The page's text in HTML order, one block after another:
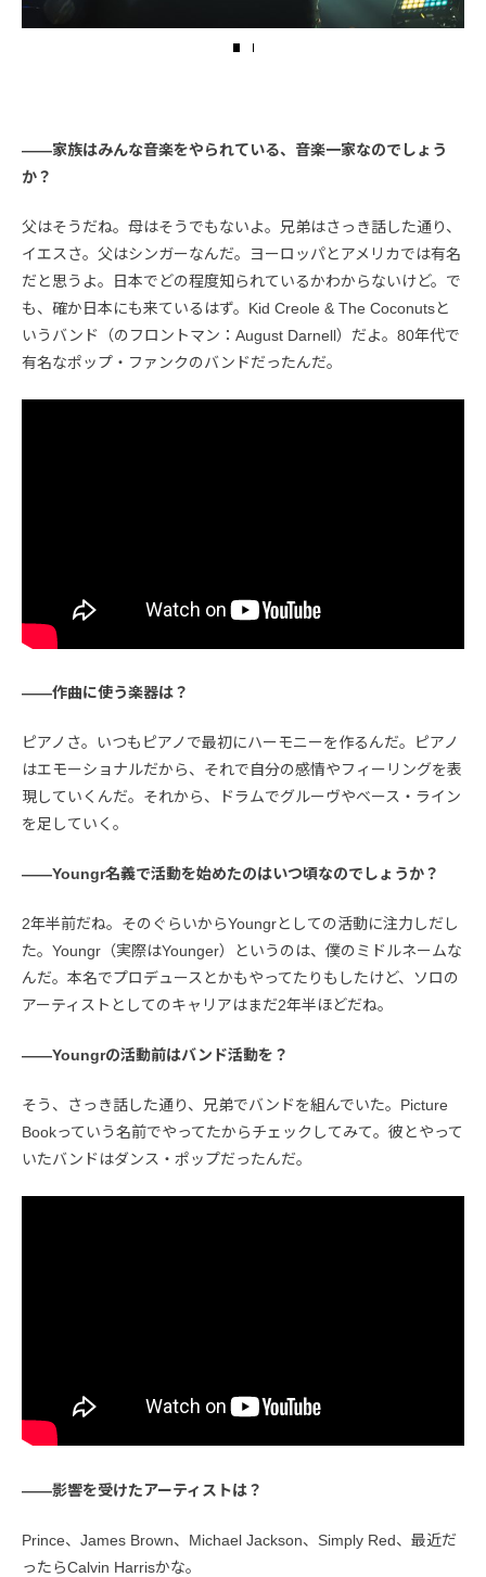
――家族はみんな音楽をやられている、音楽一家なのでしょう
か？
父はそうだね。母はそうでもないよ。兄弟はさっき話した通り、
イエスさ。父はシンガーなんだ。ヨーロッパとアメリカでは有名
だと思うよ。日本でどの程度知られているかわからないけど。で
も、確か日本にも来ているはず。Kid Creole & The Coconutsと
いうバンド（のフロントマン：August Darnell）だよ。80年代で
有名なポップ・ファンクのバンドだったんだ。
――作曲に使う楽器は？
ピアノさ。いつもピアノで最初にハーモニーを作るんだ。ピアノ
はエモーショナルだから、それで自分の感情やフィーリングを表
現していくんだ。それから、ドラムでグルーヴやベース・ライン
を足していく。
――Youngr名義で活動を始めたのはいつ頃なのでしょうか？
2年半前だね。そのぐらいからYoungrとしての活動に注力しだし
た。Youngr（実際はYounger）というのは、僕のミドルネームな
んだ。本名でプロデュースとかもやってたりもしたけど、ソロの
アーティストとしてのキャリアはまだ2年半ほどだね。
――Youngrの活動前はバンド活動を？
そう、さっき話した通り、兄弟でバンドを組んでいた。Picture
Bookっていう名前でやってたからチェックしてみて。彼とやって
いたバンドはダンス・ポップだったんだ。
――影響を受けたアーティストは？
Prince、James Brown、Michael Jackson、Simply Red、最近だ
ったらCalvin Harrisかな。